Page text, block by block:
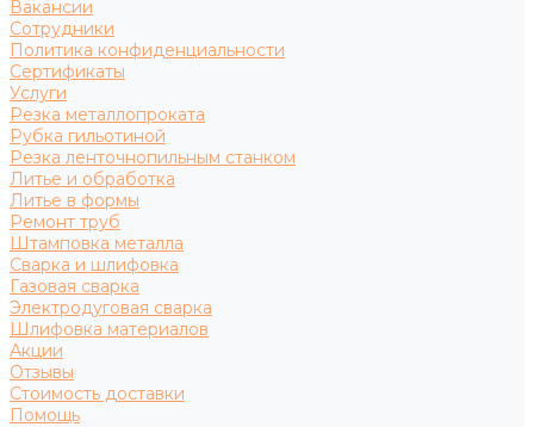
Вакансии
Сотрудники
Политика конфиденциальности
Сертификаты
Услуги
Резка металлопроката
Рубка гильотиной
Резка ленточнопильным станком
Литье и обработка
Литье в формы
Ремонт труб
Штамповка металла
Сварка и шлифовка
Газовая сварка
Электродуговая сварка
Шлифовка материалов
Акции
Отзывы
Стоимость доставки
Помощь